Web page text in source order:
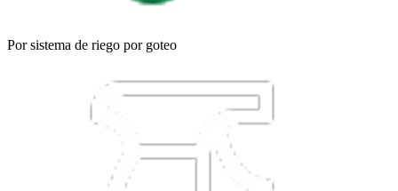
Por sistema de riego por goteo